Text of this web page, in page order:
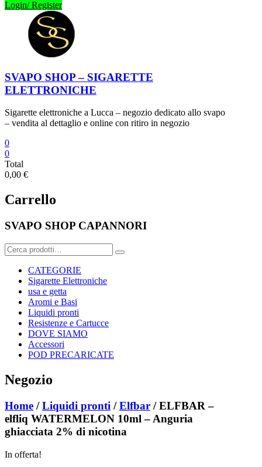
Login/ Register
SVAPO SHOP – SIGARETTE
ELETTRONICHE
Sigarette elettroniche a Lucca – negozio dedicato allo svapo
– vendita al dettaglio e online con ritiro in negozio
0
0
Total
0,00 €
Carrello
SVAPO SHOP CAPANNORI
Cerca:
CATEGORIE
Sigarette Elettroniche
usa e getta
Aromi e Basi
Liquidi pronti
Resistenze e Cartucce
DOVE SIAMO
Accessori
POD PRECARICATE
Negozio
Home /Liquidi pronti /Elfbar / ELFBAR –
elfliq WATERMELON 10ml – Anguria
ghiacciata 2% di nicotina
In offerta!